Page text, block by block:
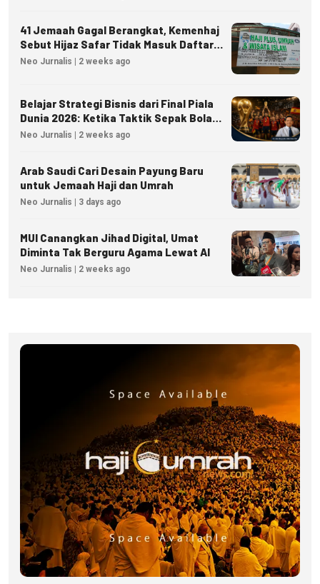
41 Jemaah Gagal Berangkat, Kemenhaj
Sebut Hijaz Safar Tidak Masuk Daftar
Resmi PPIU
Neo Jurnalis | 2 weeks ago
Belajar Strategi Bisnis dari Final Piala
Dunia 2026: Ketika Taktik Sepak Bola
Menjadi Inspirasi Kesuksesan Bisnis
Neo Jurnalis | 2 weeks ago
Arab Saudi Cari Desain Payung Baru
untuk Jemaah Haji dan Umrah
Neo Jurnalis | 3 days ago
MUI Canangkan Jihad Digital, Umat
Diminta Tak Berguru Agama Lewat AI
Neo Jurnalis | 2 weeks ago